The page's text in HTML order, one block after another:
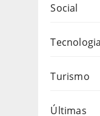
Social
Tecnologia
Turismo
Últimas